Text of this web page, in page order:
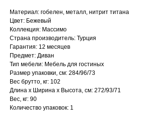
Материал: гобелен, металл, нитрит титана
Цвет: Бежевый
Коллекция: Массимо
Страна производитель: Турция
Гарантия: 12 месяцев
Предмет: Диван
Тип мебели: Мебель для гостиных
Размер упаковки, см: 284/96/73
Вес брутто, кг: 102
Длина х Ширина х Высота, см: 272/93/71
Вес, кг: 90
Количество упаковок: 1